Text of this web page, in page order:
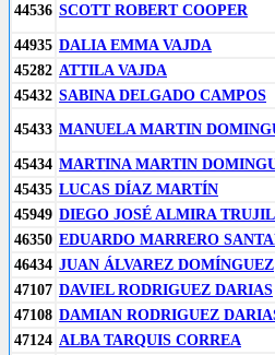
44536 SCOTT ROBERT COOPER
44935 DALIA EMMA VAJDA
45282 ATTILA VAJDA
45432 SABINA DELGADO CAMPOS
45433 MANUELA MARTIN
45434 MARTINA MARTIN
45435 LUCAS DÍAZ MARTÍN
45949 DIEGO JOSÉ ALMIRA
46350 EDUARDO MARRERO
46434 JUAN ÁLVAREZ DOMÍNGUEZ
47107 DAVIEL RODRIGUEZ DARIAS
47108 DAMIAN RODRIGUEZ
47124 ALBA TARQUIS CORREA